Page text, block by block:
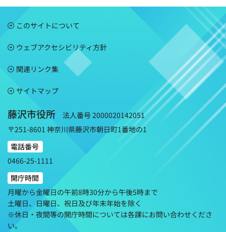
このサイトについて
ウェブアクセシビリティ方針
関連リンク集
サイトマップ
藤沢市役所
法人番号 2000020142051
〒251-8601 神奈川県藤沢市朝日町1番地の1
電話番号
0466-25-1111
開庁時間
月曜から金曜日の午前8時30分から午後5時まで
土曜日、日曜日、祝日及び年末年始を除く
※休日・夜間等の開庁時間については各課にお問い合わせくださ
い。